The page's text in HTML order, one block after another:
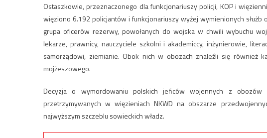
Ostaszkowie, przeznaczonego dla funkcjonariuszy policji, KOP i
więziono 6.192 policjantów i funkcjonariuszy wyżej wymienionych
grupa oficerów rezerwy, powołanych do wojska w chwili wybuchu
lekarze, prawnicy, nauczyciele szkolni i akademiccy, inżynierowie,
samorządowi, ziemianie. Obok nich w obozach znaleźli się również
mojżeszowego.
Decyzja o wymordowaniu polskich jeńców wojennych z
przetrzymywanych w więzieniach NKWD na obszarze
najwyższym szczeblu sowieckich władz.